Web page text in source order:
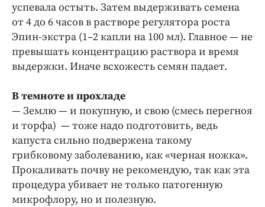
успевала остыть. Затем выдерживать семена
от 4 до 6 часов в растворе регулятора роста
Эпин-экстра (1–2 капли на 100 мл). Главное — не
превышать концентрацию раствора и время
выдержки. Иначе всхожесть семян падает.
В темноте и прохладе
— Землю — и покупную, и свою (смесь перегноя
и торфа) — тоже надо подготовить, ведь
капуста сильно подвержена такому
грибковому заболеванию, как «черная ножка».
Прокаливать почву не рекомендую, так как эта
процедура убивает не только патогенную
микрофлору, но и полезную.